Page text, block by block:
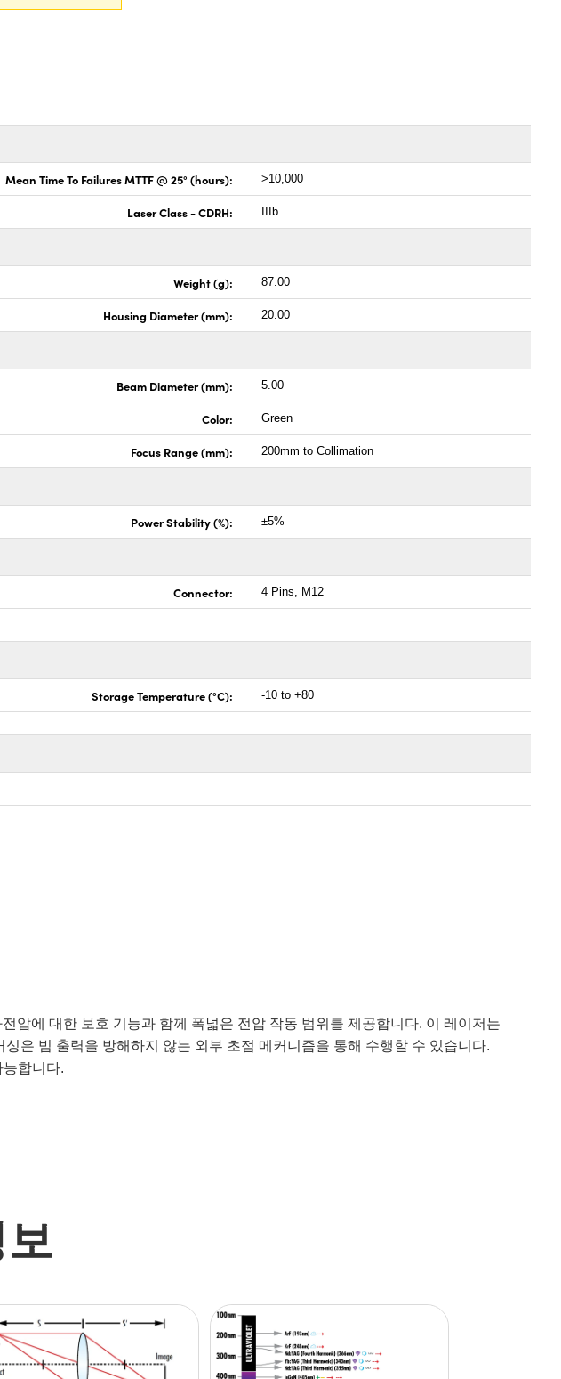
Mean Time To Failures MTTF @ 25° (hours): >10,000
Laser Class - CDRH: IIIb
Weight (g): 87.00
Housing Diameter (mm): 20.00
Beam Diameter (mm): 5.00
Color: Green
Focus Range (mm): 200mm to Collimation
Power Stability (%): ±5%
Connector: 4 Pins, M12
Storage Temperature (°C): -10 to +80
압에 대한 보호 기능과 함께 폭넓은 전압 작동 범위를 제공합니다. 이 레이저는
은 빔 출력을 방해하지 않는 외부 초점 메커니즘을 통해 수행할 수 있습니다.
합니다.